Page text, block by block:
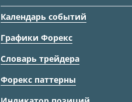
Календарь событий
Графики Форекс
Словарь трейдера
Форекс паттерны